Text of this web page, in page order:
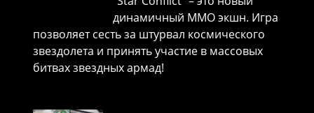
динамичный MMO экшн. Игра
позволяет сесть за штурвал космического
звездолета и принять участие в массовых
битвах звездных армад!